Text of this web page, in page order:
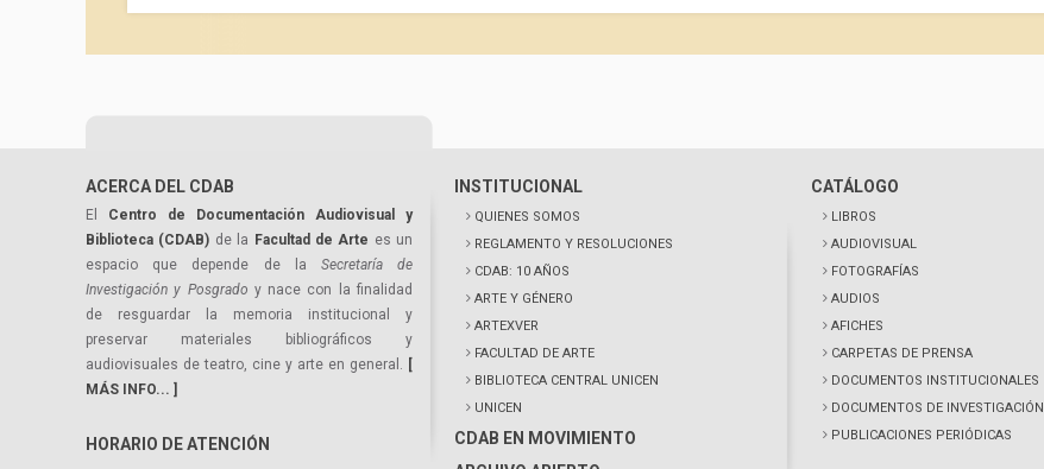
ACERCA DEL CDAB
El Centro de Documentación Audiovisual y
Biblioteca (CDAB) de la Facultad de Arte es un
espacio que depende de la Secretaría de
Investigación y Posgrado y nace con la finalidad
de resguardar la memoria institucional y
preservar materiales bibliográficos y
audiovisuales de teatro, cine y arte en general. [
MÁS INFO... ]
HORARIO DE ATENCIÓN
INSTITUCIONAL
QUIENES SOMOS
REGLAMENTO Y RESOLUCIONES
CDAB: 10 AÑOS
ARTE Y GÉNERO
ARTEXVER
FACULTAD DE ARTE
BIBLIOTECA CENTRAL UNICEN
UNICEN
CDAB EN MOVIMIENTO
CATÁLOGO
LIBROS
AUDIOVISUAL
FOTOGRAFÍAS
AUDIOS
AFICHES
CARPETAS DE PRENSA
DOCUMENTOS INSTITUCIONALES
DOCUMENTOS DE INVESTIGACIÓN
PUBLICACIONES PERIÓDICAS